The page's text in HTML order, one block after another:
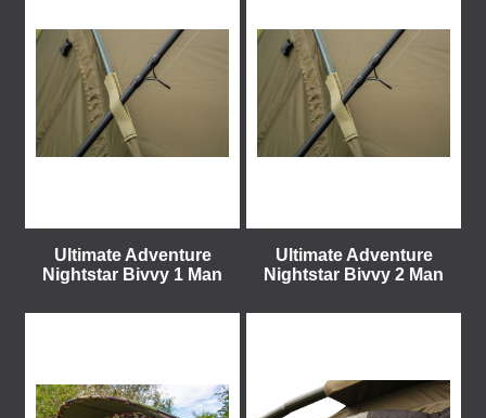
Ultimate Adventure
Nightstar Bivvy 1 Man
Ultimate Adventure
Nightstar Bivvy 2 Man